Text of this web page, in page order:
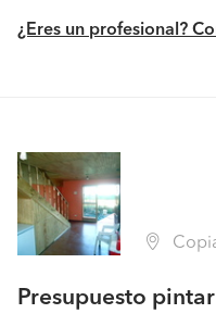
¿Eres un profesional?
Presupuesto